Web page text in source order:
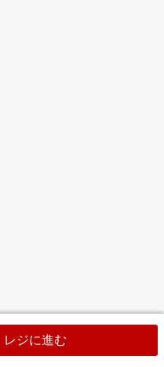
レジに進む